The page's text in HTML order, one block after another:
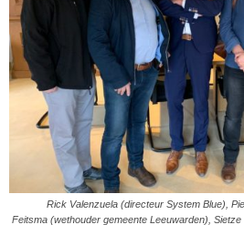
Rick Valenzuela (directeur System Blue),
Feitsma (wethouder gemeente Leeuwarden),